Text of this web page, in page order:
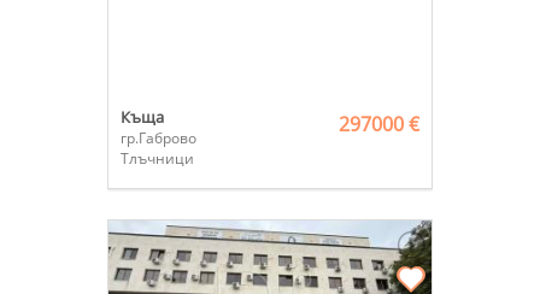
Къща
гр.Габрово
Тлъчници
297000 €